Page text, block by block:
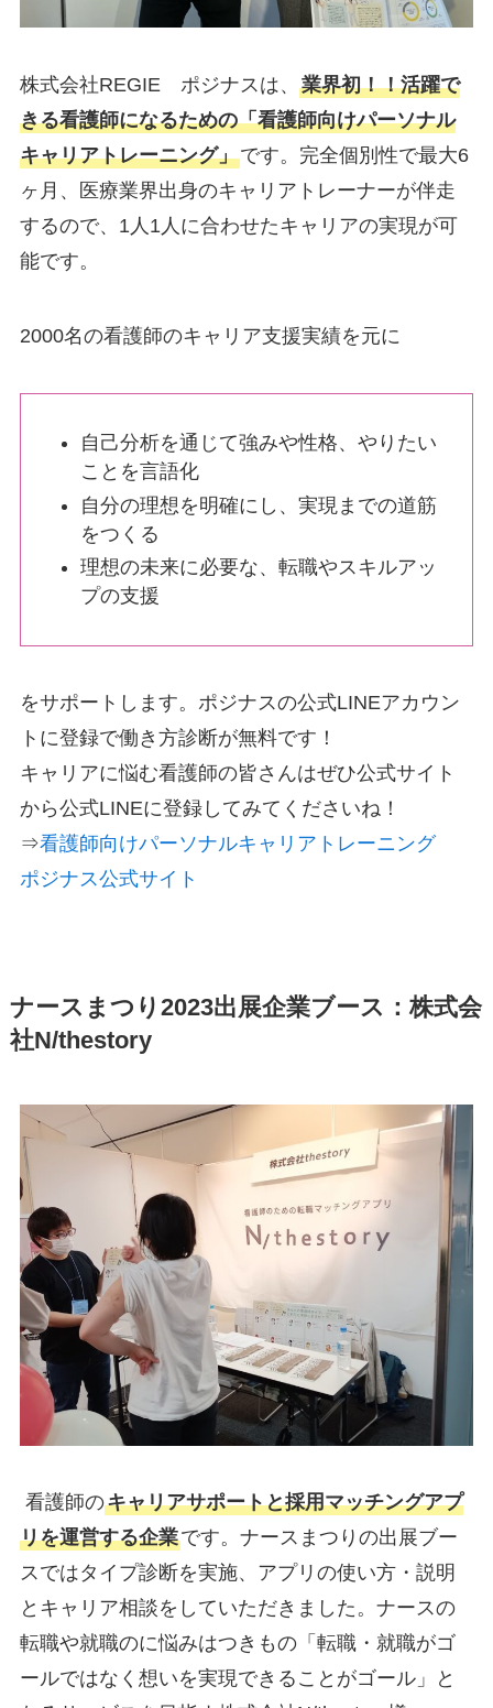
株式会社REGIE ポジナスは、 業界初！！活躍で
きる看護師になるための「看護師向けパーソナル
キャリアトレーニング」です。完全個別性で最大6
ヶ月、医療業界出身のキャリアトレーナーが伴走
するので、1人1人に合わせたキャリアの実現が可
能です。
2000名の看護師のキャリア支援実績を元に
自己分析を通じて強みや性格、やりたい
ことを言語化
自分の理想を明確にし、実現までの道筋
をつくる
理想の未来に必要な、転職やスキルアッ
プの支援
をサポートします。ポジナスの公式LINEアカウン
トに登録で働き方診断が無料です！
キャリアに悩む看護師の皆さんはぜひ公式サイト
から公式LINEに登録してみてくださいね！
⇒看護師向けパーソナルキャリアトレーニング
ポジナス公式サイト
ナースまつり2023出展企業ブース：株式会
社N/thestory
看護師のキャリアサポートと採用マッチングアプ
リを運営する企業です。ナースまつりの出展ブー
スではタイプ診断を実施、アプリの使い方・説明
とキャリア相談をしていただきました。ナースの
転職や就職のに悩みはつきもの「転職・就職がゴ
ールではなく想いを実現できることがゴール」と